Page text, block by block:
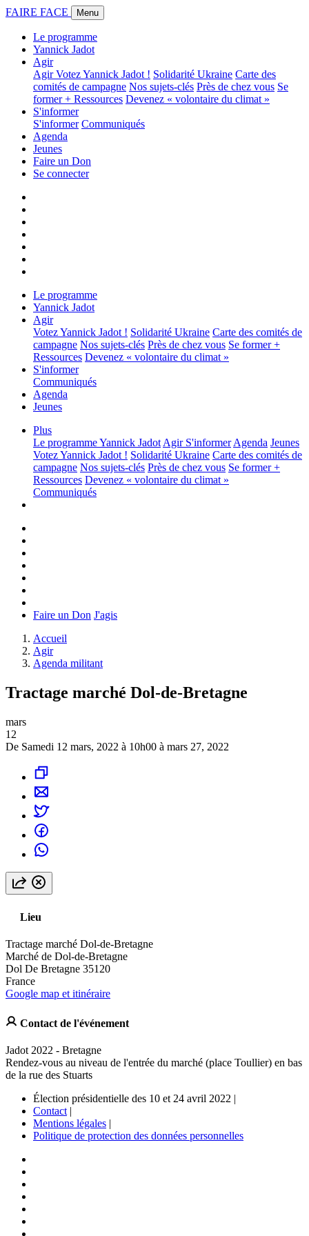
FAIRE FACE Menu
Le programme
Yannick Jadot
Agir
AgirVotez Yannick Jadot ! Solidarité Ukraine Carte des
comités de campagne Nos sujets-clés Près de chez vous Se
former + Ressources Devenez « volontaire du climat »
S'informer
S'informer Communiqués
Agenda
Jeunes
Faire un Don
Se connecter
Le programme
Yannick Jadot
Agir
Votez Yannick Jadot ! Solidarité Ukraine Carte des comités de
campagne Nos sujets-clés Près de chez vous Se former +
Ressources Devenez « volontaire du climat »
S'informer
Communiqués
Agenda
Jeunes
Plus
Le programmeYannick Jadot Agir S'informer Agenda Jeunes
Votez Yannick Jadot ! Solidarité Ukraine Carte des comités de
campagne Nos sujets-clés Près de chez vous Se former +
Ressources Devenez « volontaire du climat »
Communiqués
Faire un Don J'agis
Accueil
Agir
Agenda militant
Tractage marché Dol-de-Bretagne
mars
12
De Samedi 12 mars, 2022 à 10h00 à mars 27, 2022
Lieu
Tractage marché Dol-de-Bretagne
Marché de Dol-de-Bretagne
Dol De Bretagne 35120
France
Google map et itinéraire
Contact de l'événement
Jadot 2022 - Bretagne
Rendez-vous au niveau de l'entrée du marché (place Toullier) en bas
de la rue des Stuarts
Élection présidentielle des 10 et 24 avril 2022 |
Contact |
Mentions légales |
Politique de protection des données personnelles